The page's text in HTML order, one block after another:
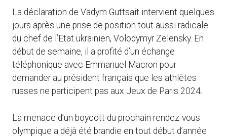
La déclaration de Vadym Guttsait intervient quelques
jours après une prise de position tout aussi radicale
du chef de l’Etat ukrainien, Volodymyr Zelensky. En
début de semaine, il a profité d’un échange
téléphonique avec Emmanuel Macron pour
demander au président français que les athlètes
russes ne participent pas aux Jeux de Paris 2024.
La menace d’un boycott du prochain rendez-vous
olympique a déjà été brandie en tout début d’année